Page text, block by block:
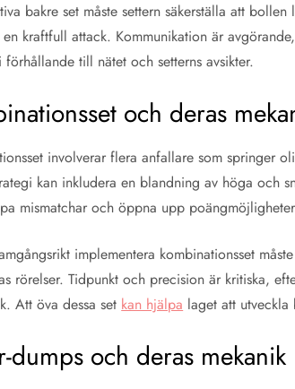
bakre set måste settern säkerställa att
kraftfull attack. Kommunikation är
till nätet och setterns avsikter.
och deras
involverar flera anfallare som springer
kan inkludera en blandning av höga och
mismatchar och öppna upp
implementera kombinationsset
rörelser. Tidpunkt och precision är kritiska,
Att öva dessa set kan hjälpa laget att
dumps och deras mekanik